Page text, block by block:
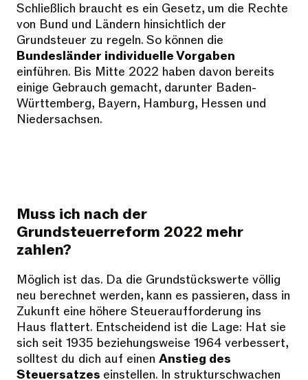
Schließlich braucht es ein Gesetz, um die Rechte
von Bund und Ländern hinsichtlich der
Grundsteuer zu regeln. So können die
Bundesländer individuelle Vorgaben
einführen. Bis Mitte 2022 haben davon bereits
einige Gebrauch gemacht, darunter Baden-
Württemberg, Bayern, Hamburg, Hessen und
Niedersachsen.
Muss ich nach der
Grundsteuerreform 2022 mehr
zahlen?
Möglich ist das. Da die Grundstückswerte völlig
neu berechnet werden, kann es passieren, dass in
Zukunft eine höhere Steueraufforderung ins
Haus flattert. Entscheidend ist die Lage: Hat sie
sich seit 1935 beziehungsweise 1964 verbessert,
solltest du dich auf einen Anstieg des
Steuersatzes einstellen. In strukturschwachen